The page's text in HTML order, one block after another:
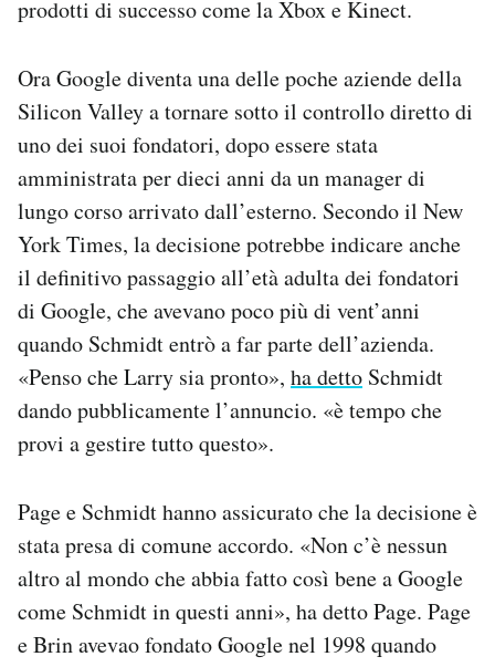
prodotti di successo come la Xbox e Kinect.
Ora Google diventa una delle poche aziende della
Silicon Valley a tornare sotto il controllo diretto di
uno dei suoi fondatori, dopo essere stata
amministrata per dieci anni da un manager di
lungo corso arrivato dall’esterno. Secondo il New
York Times, la decisione potrebbe indicare anche
il definitivo passaggio all’età adulta dei fondatori
di Google, che avevano poco più di vent’anni
quando Schmidt entrò a far parte dell’azienda.
«Penso che Larry sia pronto», ha detto Schmidt
dando pubblicamente l’annuncio. «è tempo che
provi a gestire tutto questo».
Page e Schmidt hanno assicurato che la decisione è
stata presa di comune accordo. «Non c’è nessun
altro al mondo che abbia fatto così bene a Google
come Schmidt in questi anni», ha detto Page. Page
e Brin avevao fondato Google nel 1998 quando